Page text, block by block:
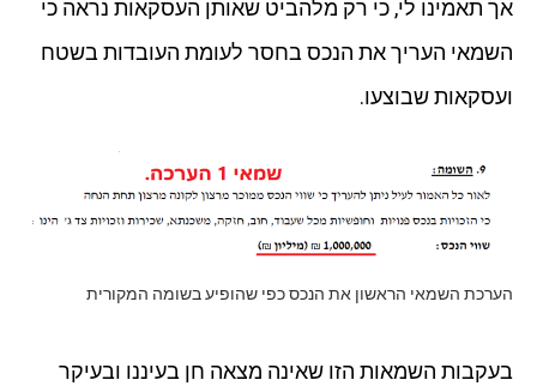
אך תאמינו לי, כי רק מלהביט שאותן העסקאות נראה כי
השמאי העריך את הנכס בחסר לעומת העובדות בשטח
ועסקאות שבוצעו.
הערכת השמאי הראשון את הנכס כפי שהופיע בשומה המקורית
בעקבות השמאות הזו שאינה מצאה חן בעיננו ובעיקר